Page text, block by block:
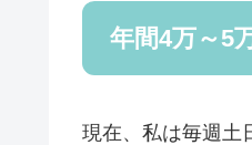
年間4万～5
現在、私は毎週土